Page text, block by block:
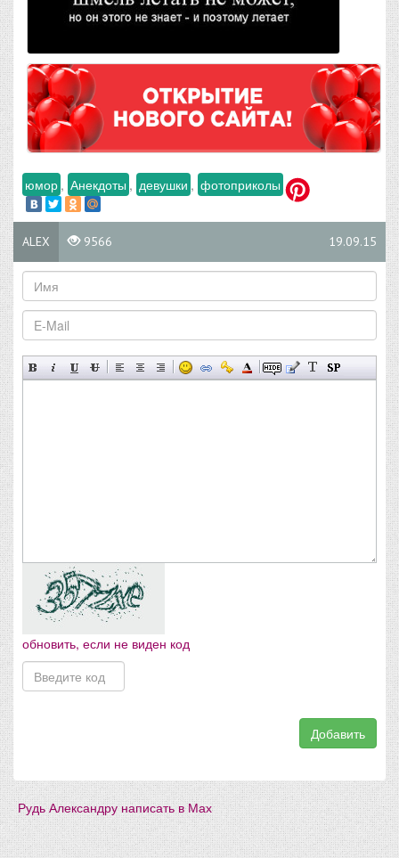
юмор , Анекдоты , девушки , фотоприколы
ALEX 9566 19.09.15
обновить, если не виден код
Добавить
Рудь Александру написать в Мах